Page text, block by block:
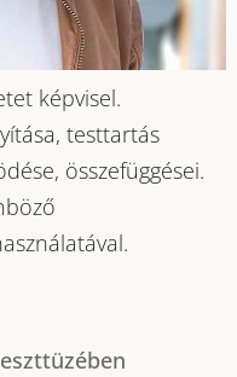
képvisel.
testtartás
összefüggései.